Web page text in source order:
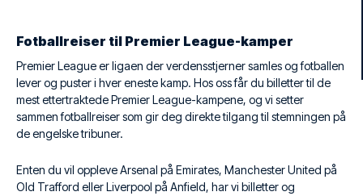
Fotballreiser til Premier League-kamper
Premier League er ligaen der verdensstjerner samles og fotballen
lever og puster i hver eneste kamp. Hos oss får du billetter til de
mest ettertraktede Premier League-kampene, og vi setter
sammen fotballreiser som gir deg direkte tilgang til stemningen på
de engelske tribuner.
Enten du vil oppleve Arsenal på Emirates, Manchester United på
Old Trafford eller Liverpool på Anfield, har vi billetter og